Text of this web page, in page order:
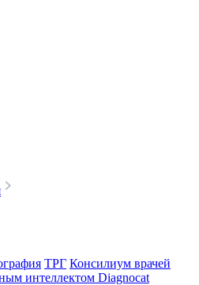
ТРГ Консилиум врачей
интеллектом Diagnocat